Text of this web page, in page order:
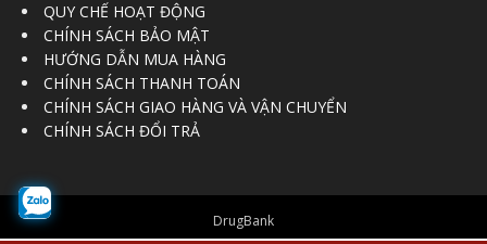
QUY CHẾ HOẠT ĐỘNG
CHÍNH SÁCH BẢO MẬT
HƯỚNG DẪN MUA HÀNG
CHÍNH SÁCH THANH TOÁN
CHÍNH SÁCH GIAO HÀNG VÀ VẬN CHUYỂN
CHÍNH SÁCH ĐỔI TRẢ
DrugBank